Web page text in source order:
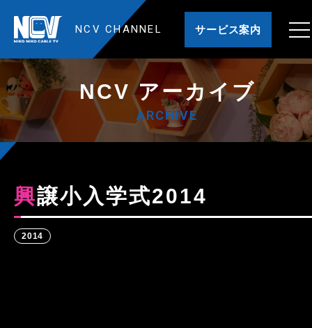
NCV CHANNEL サービス案内
NCV アーカイブ
ARCHIVE
興譲小入学式2014
2014